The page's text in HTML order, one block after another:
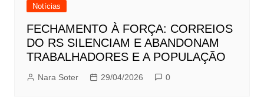
Notícias
FECHAMENTO À FORÇA: CORREIOS
DO RS SILENCIAM E ABANDONAM
TRABALHADORES E A POPULAÇÃO
Nara Soter 29/04/2026 0